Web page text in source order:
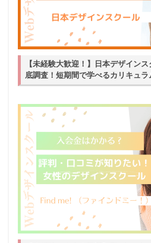
【未経験大歓迎！】日本デザイン
底調査！短期間で学べるカリキュラ